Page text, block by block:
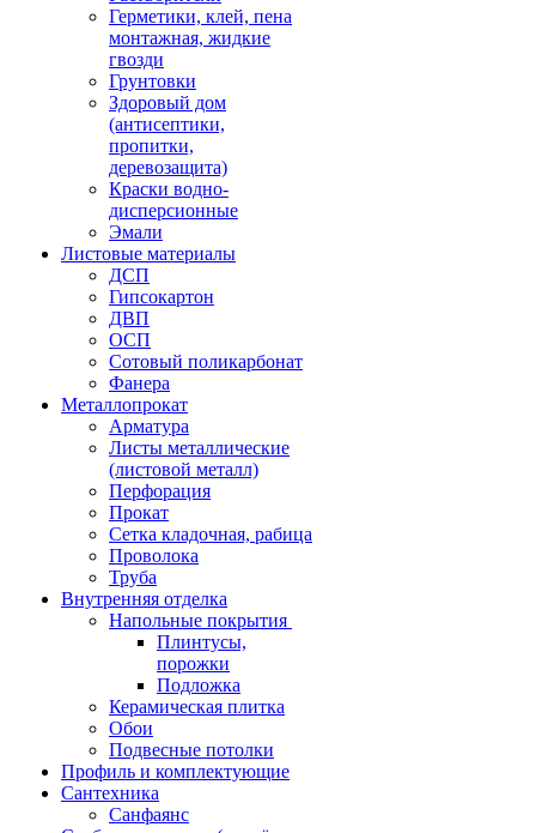
Герметики, клей, пена
монтажная, жидкие
гвозди
Грунтовки
Здоровый дом
(антисептики,
пропитки,
деревозащита)
Краски водно-
дисперсионные
Эмали
Листовые материалы
ДСП
Гипсокартон
ДВП
ОСП
Сотовый поликарбонат
Фанера
Металлопрокат
Арматура
Листы металлические
(листовой металл)
Перфорация
Прокат
Сетка кладочная, рабица
Проволока
Труба
Внутренняя отделка
Напольные покрытия
Плинтусы,
порожки
Подложка
Керамическая плитка
Обои
Подвесные потолки
Профиль и комплектующие
Сантехника
Санфаянс